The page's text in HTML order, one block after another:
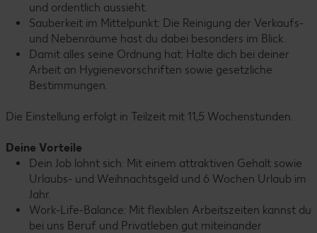
und ordentlich aussieht.
Sauberkeit im Mittelpunkt: Die Reinigung der Verkaufs-
und Nebenräume hast du dabei besonders im Blick.
Damit alles seine Ordnung hat: Halte dich bei deiner
Arbeit an Hygienevorschriften sowie gesetzliche
Bestimmungen.
Die Einstellung erfolgt in Teilzeit mit 11,5 Wochenstunden.
Deine Vorteile
Dein Job lohnt sich: Mit einem attraktiven Gehalt sowie
Urlaubs- und Weihnachtsgeld und 6 Wochen Urlaub im
Jahr.
Work-Life-Balance: Mit flexiblen Arbeitszeiten kannst du
bei uns Beruf und Privatleben gut miteinander